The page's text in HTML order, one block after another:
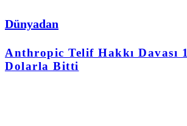
Dünyadan
Anthropic Telif Hakkı Davası
Dolarla Bitti